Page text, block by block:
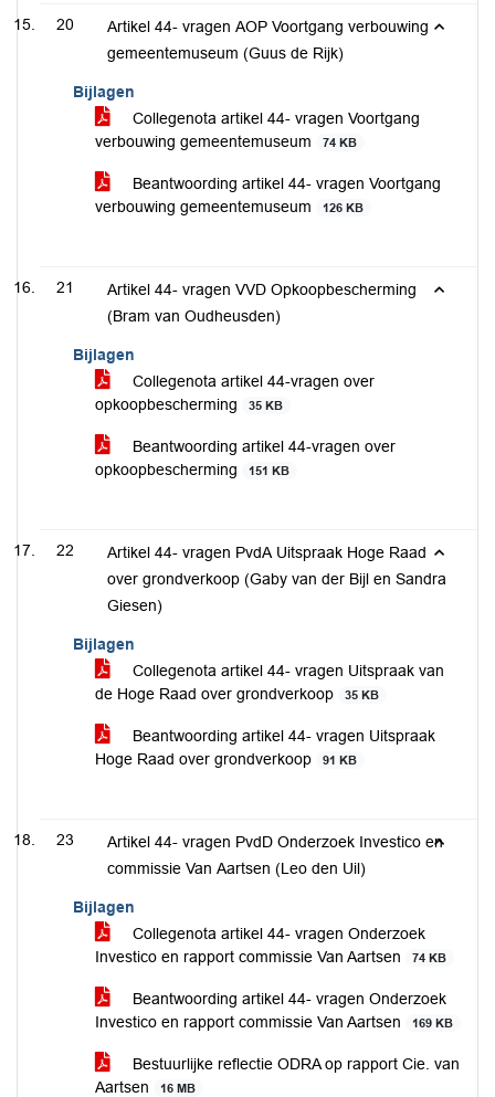
20
Artikel 44- vragen AOP Voortgang verbouwing
gemeentemuseum (Guus de Rijk)
Bijlagen
Collegenota artikel 44- vragen Voortgang
verbouwing gemeentemuseum
74 KB
Beantwoording artikel 44- vragen Voortgang
verbouwing gemeentemuseum
126 KB
21
Artikel 44- vragen VVD Opkoopbescherming
(Bram van Oudheusden)
Bijlagen
Collegenota artikel 44-vragen over
opkoopbescherming
35 KB
Beantwoording artikel 44-vragen over
opkoopbescherming
151 KB
22
Artikel 44- vragen PvdA Uitspraak Hoge Raad
over grondverkoop (Gaby van der Bijl en Sandra
Giesen)
Bijlagen
Collegenota artikel 44- vragen Uitspraak van
de Hoge Raad over grondverkoop
35 KB
Beantwoording artikel 44- vragen Uitspraak
Hoge Raad over grondverkoop
91 KB
23
Artikel 44- vragen PvdD Onderzoek Investico en
commissie Van Aartsen (Leo den Uil)
Bijlagen
Collegenota artikel 44- vragen Onderzoek
Investico en rapport commissie Van Aartsen
74 KB
Beantwoording artikel 44- vragen Onderzoek
Investico en rapport commissie Van Aartsen
169 KB
Bestuurlijke reflectie ODRA op rapport Cie. van
Aartsen
16 MB